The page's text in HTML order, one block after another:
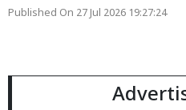
Published On 27 Jul 2026 19:27:24